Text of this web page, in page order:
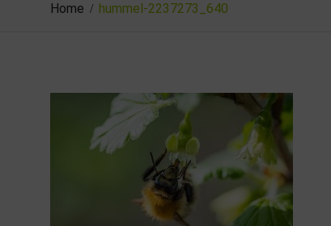
Home hummel-2237273_640